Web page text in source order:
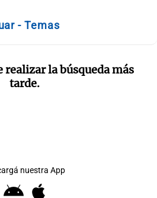
- Temas
la búsqueda más
tarde.
nuestra App